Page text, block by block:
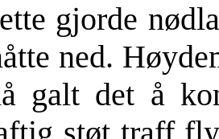
gjorde
ned.
galt det å